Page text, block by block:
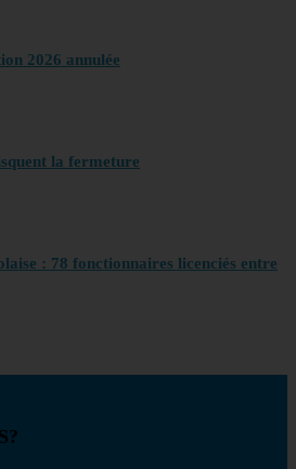
2026 annulée
la fermeture
: 78 fonctionnaires licenciés entre